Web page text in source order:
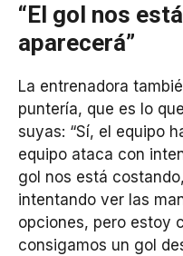
“El gol nos
aparecerá”
La entrenadora
puntería, que es lo
suyas: “Sí, el equipo
equipo ataca con
gol nos está
intentando ver las
opciones, pero estoy
consigamos un gol